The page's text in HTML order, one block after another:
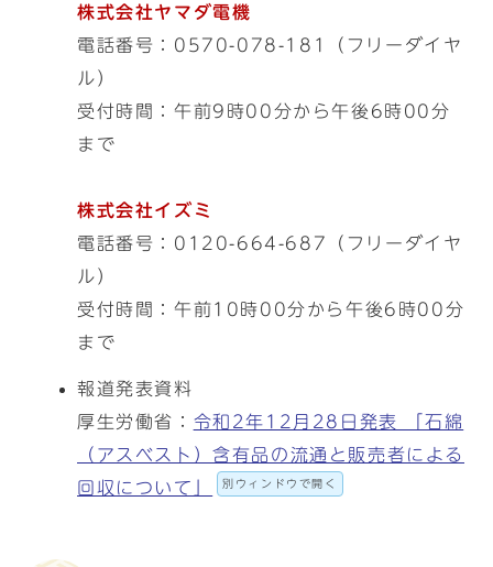
株式会社ヤマダ電機
電話番号：0570-078-181（フリーダイヤ
ル）
受付時間：午前9時00分から午後6時00分
まで
株式会社イズミ
電話番号：0120-664-687（フリーダイヤ
ル）
受付時間：午前10時00分から午後6時00分
まで
報道発表資料
厚生労働省： 令和2年12月28日発表 「石綿
（アスベスト）含有品の流通と販売者による
回収について」
別ウィンドウで開く